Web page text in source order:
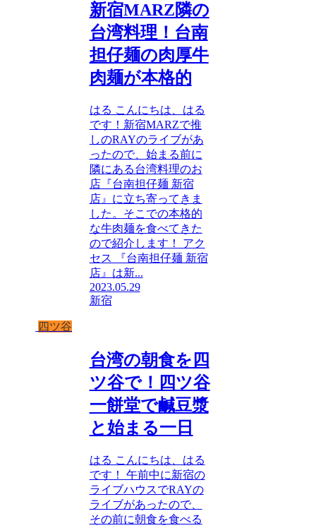
新宿MARZ隣の
台湾料理！台南
担仔麺の肉厚牛
肉麺が本格的
はる こんにちは、はる
です！新宿MARZで推
しのRAYのライブがあ
ったので、始まる前に
隣にある台湾料理のお
店『台南担仔麺 新宿
店』に立ち寄ってきま
した。そこでの本格的
な牛肉麺を食べてきた
ので紹介します！ アク
セス 『台南担仔麺 新宿
店』は新...
2023.05.29
新宿
四ツ谷
台湾の朝食を四
ツ谷で！四ツ谷
一餅堂で鹹豆漿
と始まる一日
はる こんにちは、はる
です！ 午前中に新宿の
ライブハウスでRAYの
ライブがあったので、
その前に朝食を食べる